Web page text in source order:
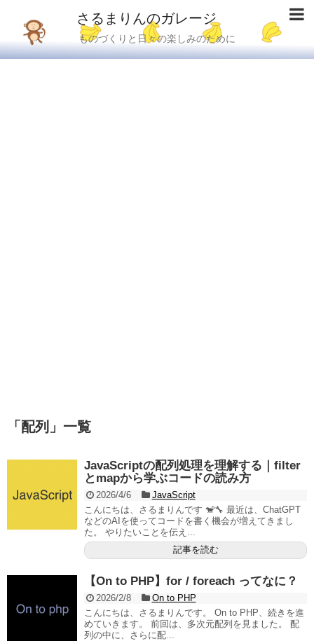
さるまりんのガレージ
ものづくりと日々の楽しみのために
「 配列 」 一覧
JavaScriptの配列処理を理解する｜filter
とmapから学ぶコードの読み方
2026/4/6
JavaScript
こんにちは、さるまりんです 🐒🔧 最近は、ChatGPT
などのAIを使ってコードを書く機会が増えてきまし
た。 やりたいことを伝え...
記事を読む
【On to PHP】for / foreach ってなに？
2026/2/8
On to PHP
こんにちは、さるまりんです。 On to PHP、続きを進
めていきます。 前回は、多次元配列を見ました。 配
列の中に、さらに配...